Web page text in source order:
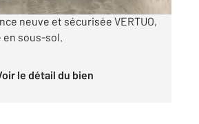
neuve et sécurisée VERTUO,
en sous-sol.
Voir le détail du bien